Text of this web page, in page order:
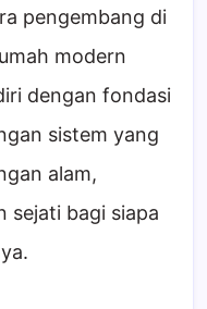
pengembang di
modern
dengan fondasi
sistem yang
alam,
sejati bagi siapa